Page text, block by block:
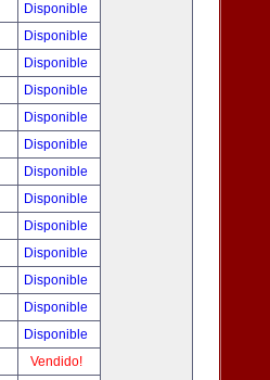
Disponible
Disponible
Disponible
Disponible
Disponible
Disponible
Disponible
Disponible
Disponible
Disponible
Disponible
Disponible
Disponible
Vendido!